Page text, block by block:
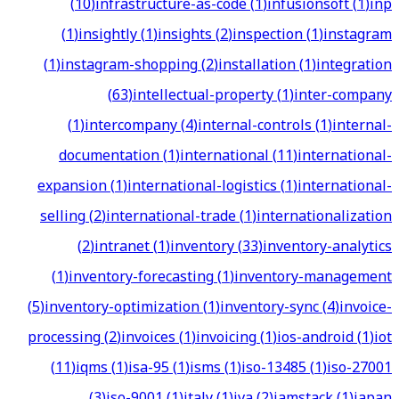
(1)insightly(1)insights(2)inspection(1)instagram
(1)instagram-shopping(2)installation(1)integration
(63)intellectual-property(1)inter-company
(1)intercompany(4)internal-controls(1)internal-
documentation(1)international(11)international-
expansion(1)international-logistics(1)international-
selling(2)international-trade(1)internationalization
(2)intranet(1)inventory(33)inventory-analytics
(1)inventory-forecasting(1)inventory-management
(5)inventory-optimization(1)inventory-sync(4)invoice-
processing(2)invoices(1)invoicing(1)ios-android(1)iot
(11)iqms(1)isa-95(1)isms(1)iso-13485(1)iso-27001